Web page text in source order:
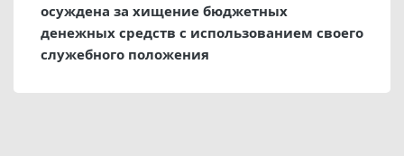
осуждена за хищение бюджетных
денежных средств с использованием своего
служебного положения